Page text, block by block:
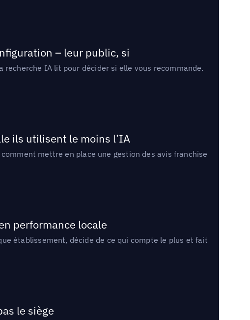
– leur public, si
IA lit pour décider si elle vous recommande.
ils utilisent le moins l’IA
mettre en place une gestion des avis franchise
performance locale
établissement, décide de ce qui compte le plus et fait
le siège